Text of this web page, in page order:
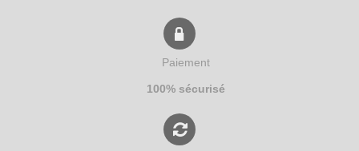
Paiement
100% sécurisé